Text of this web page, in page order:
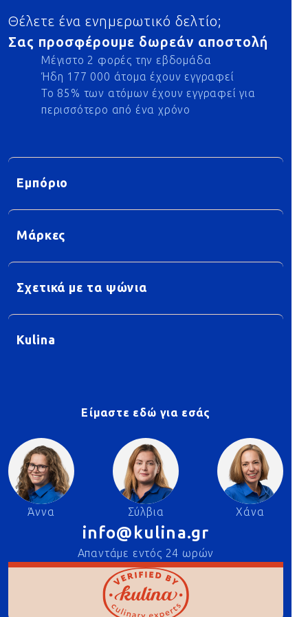
Θέλετε ένα ενημερωτικό δελτίο;
Σας προσφέρουμε δωρεάν αποστολή
Μέγιστο 2 φορές την εβδομάδα
Ήδη 177 000 άτομα έχουν εγγραφεί
Το 85% των ατόμων έχουν εγγραφεί για
περισσότερο από ένα χρόνο
Εμπόριο
Μάρκες
Σχετικά με τα ψώνια
Kulina
Είμαστε εδώ για εσάς
Άννα Σύλβια Χάνα
info@kulina.gr
Απαντάμε εντός 24 ωρών